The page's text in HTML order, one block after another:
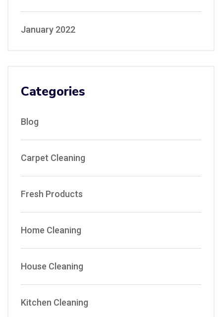
January 2022
Categories
Blog
Carpet Cleaning
Fresh Products
Home Cleaning
House Cleaning
Kitchen Cleaning